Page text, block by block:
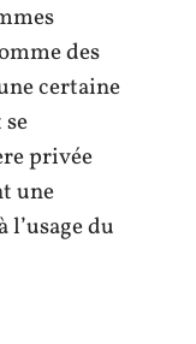
des
certaine
privée
une
du